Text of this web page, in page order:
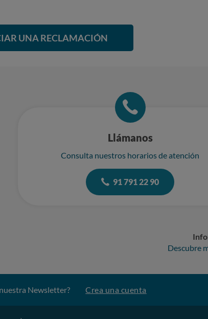
UNA RECLAMACIÓN
Llámanos
Consulta nuestros horarios de atención
91 791 22 90
Descubre
Newsletter? Crea una cuenta